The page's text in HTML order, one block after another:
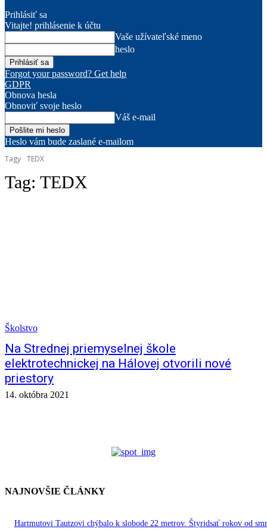
Prihlásiť sa
Vitajte! prihlásenie k účtu
Vaše užívateľské meno
heslo
Forgot your password? Get help
GDPR
Obnova hesla
Obnoviť svoje heslo
Váš e-mail
Heslo vám bude zaslané e-mailom
Tagy TEDX
Tag: TEDX
Školstvo
Na Strednej priemyselnej škole
elektrotechnickej na Hálovej otvorili nové
priestory
14. októbra 2021
NAJNOVŠIE ČLÁNKY
Hartmutovi Tautzovi chýbalo k slobode 22 metrov. Štyridsať rokov od